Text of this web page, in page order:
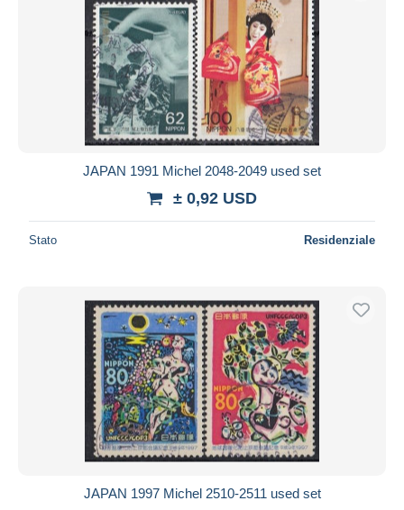
JAPAN 1991 Michel 2048-2049 used set
± 0,92 USD
Stato Residenziale
JAPAN 1997 Michel 2510-2511 used set